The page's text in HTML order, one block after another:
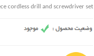
cordless drill and screwdriver set